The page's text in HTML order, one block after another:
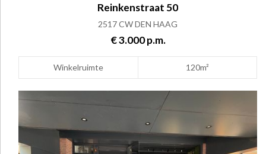
Reinkenstraat 50
2517 CW DEN HAAG
€ 3.000 p.m.
Winkelruimte 120m²